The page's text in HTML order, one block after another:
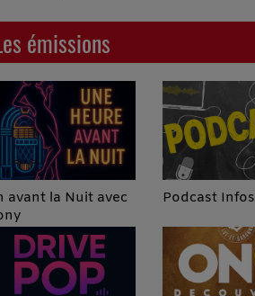
émissions
avant la Nuit avec
Podcast Infos